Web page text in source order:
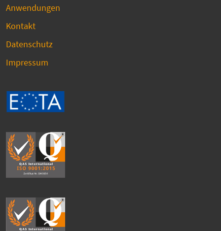
Anwendungen
Kontakt
Datenschutz
Impressum